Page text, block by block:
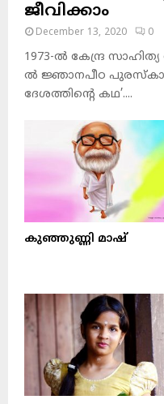
ജീവിക്കാം
December 13, 2020 0
1973-ല്‍ കേന്ദ്ര
ല്‍ ജ്ഞാനപീഠ
ദേശത്തിന്റെ കഥ’....
കുഞ്ഞുണ്ണി മാഷ്‌